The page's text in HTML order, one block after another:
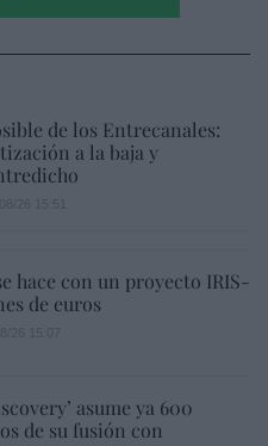
de los Entrecanales:
a la baja y
hace con un proyecto IRIS-
de euros
asume ya 600
de su fusión con